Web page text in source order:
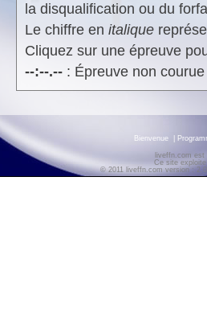
la disqualification ou du
Le chiffre en italique
Cliquez sur une épreuve
--:--.--: Épreuve non
Bienvenue
liveffn.com est
Ce site
© 2011 liveffn.com version :